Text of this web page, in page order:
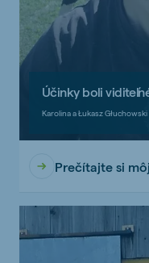
Účinky boli
Karolina a Łukasz
Prečítajte si